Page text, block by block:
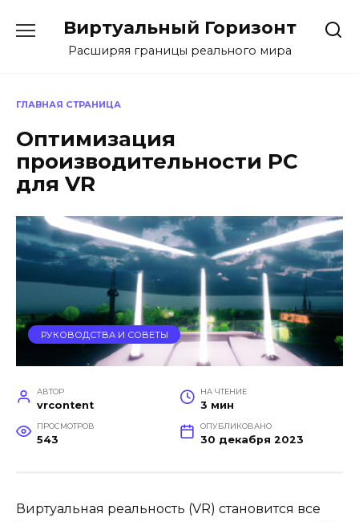
содержанию
Виртуальный Горизонт
Расширяя границы реального мира
ГЛАВНАЯ СТРАНИЦА
Оптимизация
производительности PC
для VR
РУКОВОДСТВА И СОВЕТЫ
АВТОР
vrcontent
НА ЧТЕНИЕ
3 мин
ПРОСМОТРОВ
543
ОПУБЛИКОВАНО
30 декабря 2023
Виртуальная реальность (VR) становится все